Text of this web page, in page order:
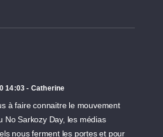
14:03 - Catherine
à faire connaitre le mouvement
No Sarkozy Day, les médias
nous ferment les portes et pour